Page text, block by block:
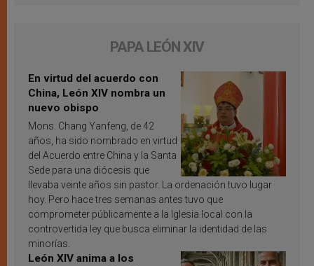
PAPA LEÓN XIV
En virtud del acuerdo con
China, León XIV nombra un
nuevo obispo
Mons. Chang Yanfeng, de 42
años, ha sido nombrado en virtud
del Acuerdo entre China y la Santa
Sede para una diócesis que
llevaba veinte años sin pastor. La ordenación tuvo lugar
hoy. Pero hace tres semanas antes tuvo que
comprometer públicamente a la Iglesia local con la
controvertida ley que busca eliminar la identidad de las
minorías.
León XIV anima a los